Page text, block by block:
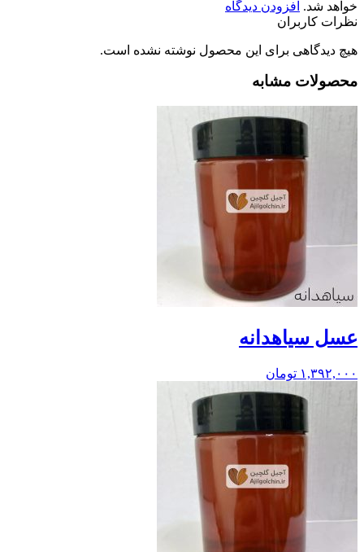
خواهد شد. افزودن دیدگاه
نظرات کاربران
هیچ دیدگاهی برای این محصول نوشته نشده است.
محصولات مشابه
عسل سیاهدانه
۱,۳۹۲,۰۰۰ تومان